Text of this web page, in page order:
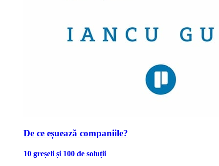
De ce eșuează companiile?
10 greșeli și 100 de soluții